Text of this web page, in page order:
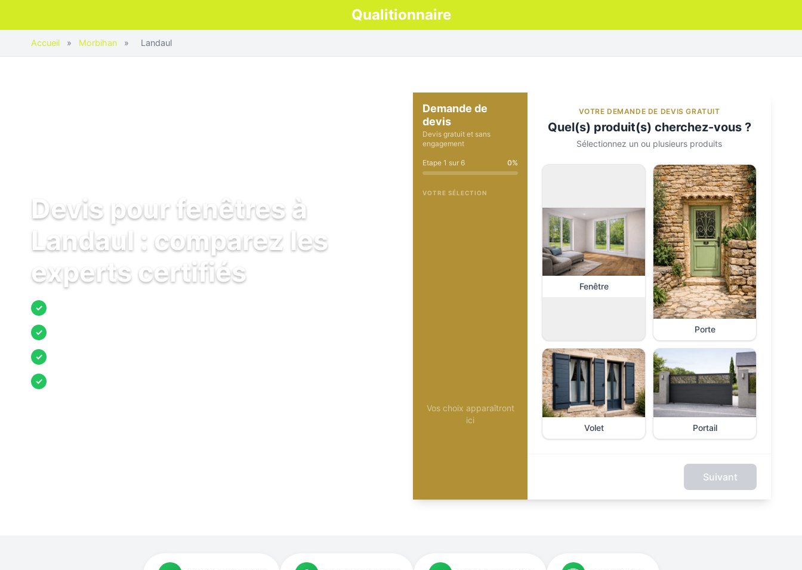
Qualitionnaire
Accueil » Morbihan » Landaul
Devis pour fenêtres à
Landaul : comparez les
experts certifiés
✓
✓
✓
✓
Demande de
devis
Devis gratuit et sans
engagement
Etape 1 sur 6 0%
VOTRE SÉLECTION
Vos choix apparaîtront
ici
VOTRE DEMANDE DE DEVIS GRATUIT
Quel(s) produit(s) cherchez-vous ?
Sélectionnez un ou plusieurs produits
Fenêtre
Porte
Volet Portail
Suivant